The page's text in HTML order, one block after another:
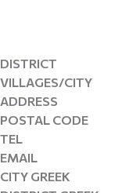
DISTRICT
VILLAGES/CITY
ADDRESS
POSTAL CODE
TEL
EMAIL
CITY GREEK